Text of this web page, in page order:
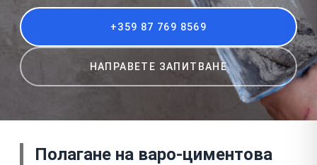
+359 87 769 8569
НАПРАВЕТЕ ЗАПИТВАНЕ
Полагане на варо-циментова